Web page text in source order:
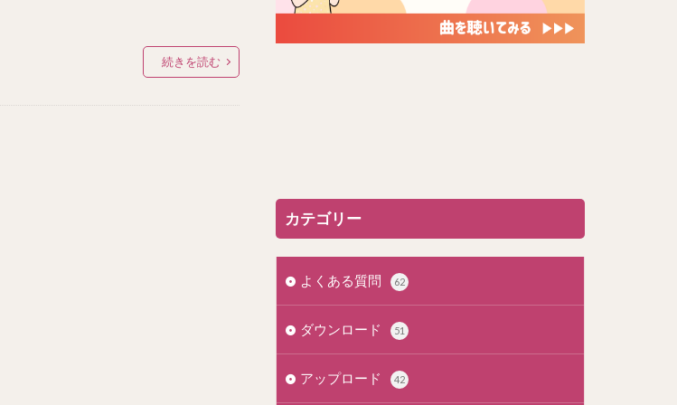
続きを読む
カテゴリー
よくある質問 62
ダウンロード 51
アップロード 42